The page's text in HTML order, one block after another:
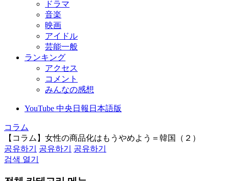
ドラマ
音楽
映画
アイドル
芸能一般
ランキング
アクセス
コメント
みんなの感想
YouTube 中央日報日本語版
コラム
【コラム】女性の商品化はもうやめよう＝韓国（２）
공유하기
공유하기
공유하기
검색 열기